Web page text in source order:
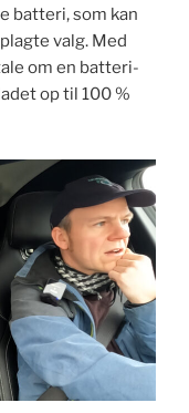
batteri, som kan
valg. Med
om en batteri-
op til 100 %